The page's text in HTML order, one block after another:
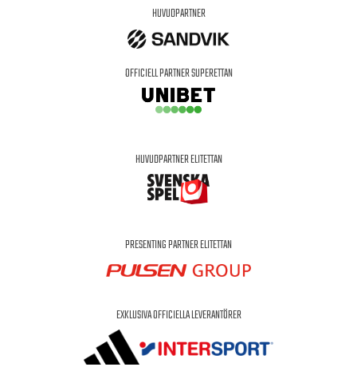
HUVUDPARTNER
OFFICIELL PARTNER SUPERETTAN
HUVUDPARTNER ELITETTAN
PRESENTING PARTNER ELITETTAN
EXKLUSIVA OFFICIELLA LEVERANTÖRER